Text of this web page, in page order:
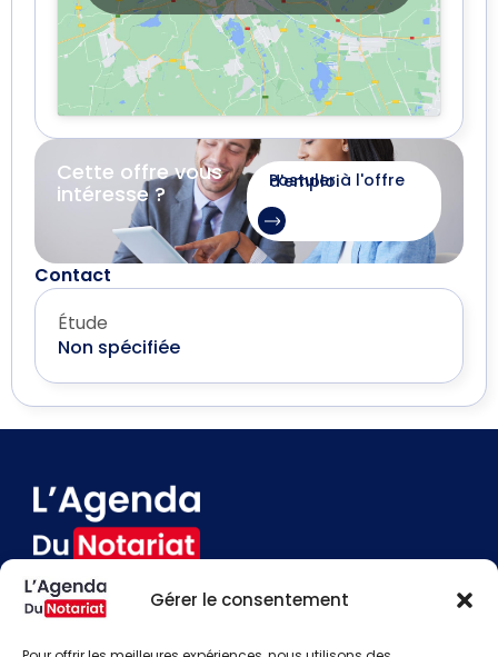
Gérer le consentement
Cette offre vous
intéresse ?
Postuler à l'offre d'emploi
Contact
Étude
Non spécifiée